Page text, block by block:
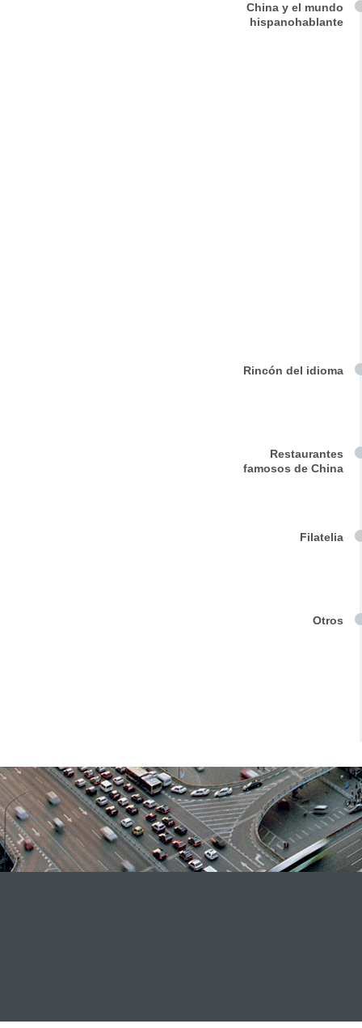
China y el mundo
hispanohablante
Rincón del idioma
Restaurantes
famosos de China
Filatelia
Otros